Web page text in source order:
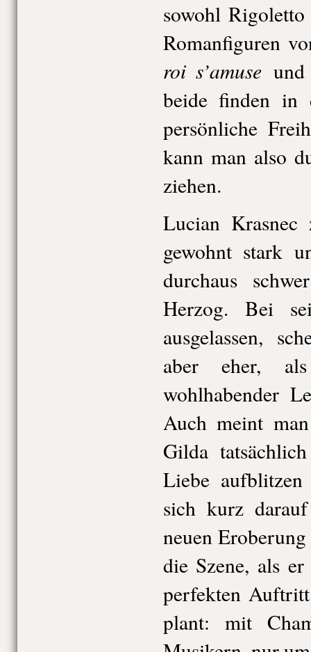
sowohl
Romanfiguren
roi s’amuse
beide finden in
persönliche
kann man also
ziehen.
Lucian
gewohnt stark
durchaus
Herzog. Bei
ausgelassen,
aber eher,
wohlhabender
Auch meint
Gilda
Liebe
sich kurz
neuen
die Szene, als
perfekten
plant: mit